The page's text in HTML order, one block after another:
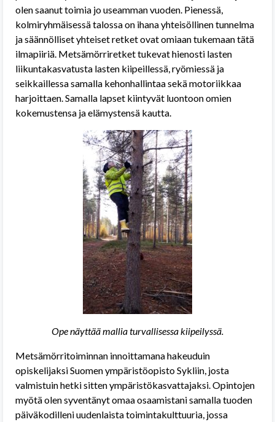
olen saanut toimia jo useamman vuoden. Pienessä,
kolmiryhmäisessä talossa on ihana yhteisöllinen tunnelma
ja säännölliset yhteiset retket ovat omiaan tukemaan tätä
ilmapiiriä. Metsämörriretket tukevat hienosti lasten
liikuntakasvatusta lasten kiipeillessä, ryömiessä ja
seikkaillessa samalla kehonhallintaa sekä motoriikkaa
harjoittaen. Samalla lapset kiintyvät luontoon omien
kokemustensa ja elämystensä kautta.
Ope näyttää mallia turvallisessa kiipeilyssä.
Metsämörritoiminnan innoittamana hakeuduin
opiskelijaksi Suomen ympäristöopisto Sykliin, josta
valmistuin hetki sitten ympäristökasvattajaksi. Opintojen
myötä olen syventänyt omaa osaamistani samalla tuoden
päiväkodilleni uudenlaista toimintakulttuuria, jossa